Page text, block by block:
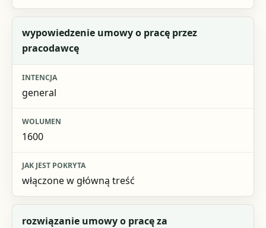
wypowiedzenie umowy o pracę przez
pracodawcę
general
1600
włączone w główną treść
rozwiązanie umowy o pracę za